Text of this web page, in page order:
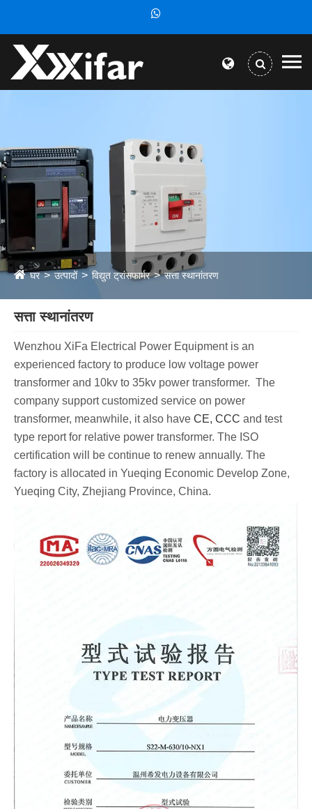
घर उत्पादों विद्युत ट्रांसफार्मर सत्ता स्थानांतरण
सत्ता स्थानांतरण
Wenzhou XiFa Electrical Power Equipment is an
experienced factory to produce low voltage power
transformer and 10kv to 35kv power transformer. The
company support customized service on power
transformer, meanwhile, it also have CE, CCC and test
type report for relative power transformer. The ISO
certification will be continue to renew annually. The
factory is allocated in Yueqing Economic Develop Zone,
Yueqing City, Zhejiang Province, China.